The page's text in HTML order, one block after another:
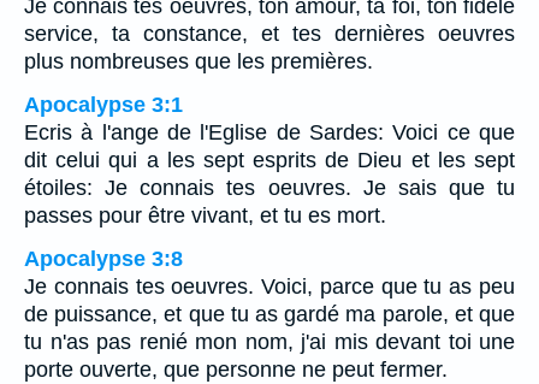
Je connais tes oeuvres, ton amour, ta foi, ton fidèle
service, ta constance, et tes dernières oeuvres
plus nombreuses que les premières.
Apocalypse 3:1
Ecris à l'ange de l'Eglise de Sardes: Voici ce que
dit celui qui a les sept esprits de Dieu et les sept
étoiles: Je connais tes oeuvres. Je sais que tu
passes pour être vivant, et tu es mort.
Apocalypse 3:8
Je connais tes oeuvres. Voici, parce que tu as peu
de puissance, et que tu as gardé ma parole, et que
tu n'as pas renié mon nom, j'ai mis devant toi une
porte ouverte, que personne ne peut fermer.